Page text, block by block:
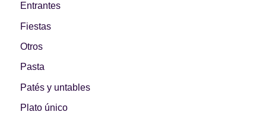
Entrantes
Fiestas
Otros
Pasta
Patés y untables
Plato único